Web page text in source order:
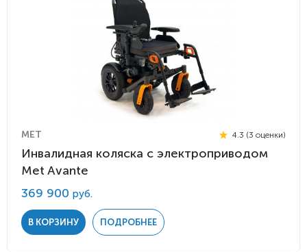
MET 4.3 (3 оценки)
Инвалидная коляска с электроприводом
Met Avante
369 900 руб.
В КОРЗИНУ ПОДРОБНЕЕ